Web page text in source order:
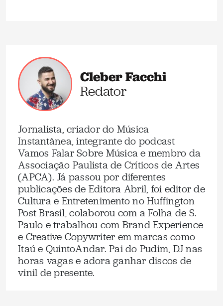
Cleber Facchi
Redator
Jornalista, criador do Música
Instantânea, integrante do podcast
Vamos Falar Sobre Música e membro da
Associação Paulista de Críticos de Artes
(APCA). Já passou por diferentes
publicações de Editora Abril, foi editor de
Cultura e Entretenimento no Huffington
Post Brasil, colaborou com a Folha de S.
Paulo e trabalhou com Brand Experience
e Creative Copywriter em marcas como
Itaú e QuintoAndar. Pai do Pudim, DJ nas
horas vagas e adora ganhar discos de
vinil de presente.